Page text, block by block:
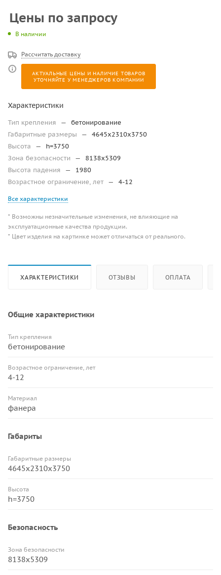
Цены по запросу
В наличии
Рассчитать доставку
АКТУАЛЬНЫЕ ЦЕНЫ И НАЛИЧИЕ ТОВАРОВ
УТОЧНЯЙТЕ У МЕНЕДЖЕРОВ КОМПАНИИ
Характеристики
Тип крепления —
бетонирование
Габаритные размеры
—
4645х2310х3750
Высота
—
h=3750
Зона безопасности
—
8138х5309
Высота падения
—
1980
Возрастное ограничение, лет — 4-12
Все характеристики
* Возможны незначительные изменения, не влияющие на
эксплуатационные качества продукции.
* Цвет изделия на картинке может отличаться от реального.
ХАРАКТЕРИСТИКИ ОТЗЫВЫ ОПЛАТА
Общие характеристики
Тип крепления
бетонирование
Возрастное ограничение, лет
4-12
Материал
фанера
Габариты
Габаритные размеры
4645х2310х3750
Высота
h=3750
Безопасность
Зона безопасности
8138х5309